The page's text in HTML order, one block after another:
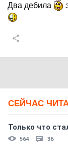
Два дебила
СЕЙЧАС
Только что
564 36